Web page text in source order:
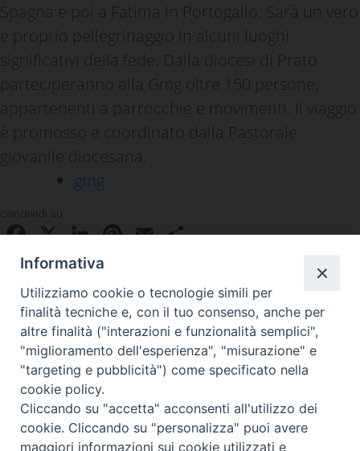
Spagna e poi a Fatima in Portogallo. Sarà un vero
e proprio pellegrinaggio in alcuni luoghi
significativi della fede. Dalla diocesi di Prato
parteciperanno alla Gmg oltre 150 persone,
appartenenti a parrocchie e movimenti. Il viaggio
è promosso e coordinato dalla Pastorale
giovanile diocesana.
gmg
condividi su
Facebook
X LinkedIn
Pinterest
EmailCondividi
Piazza Duomo 48 - 59100 Prato
Tel. 0574-39259 - fax 0574-930623
curia@diocesiprato.it
Informativa
Utilizziamo cookie o tecnologie simili per
finalità tecniche e, con il tuo consenso, anche per
altre finalità ("interazioni e funzionalità semplici",
"miglioramento dell'esperienza", "misurazione" e
"targeting e pubblicità") come specificato nella
cookie policy.
Cliccando su "accetta" acconsenti all'utilizzo dei
cookie. Cliccando su "personalizza" puoi avere
maggiori informazioni sui cookie utilizzati e